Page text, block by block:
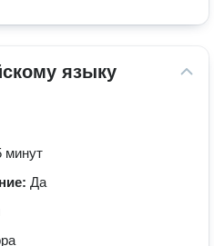
языку
минут
Да